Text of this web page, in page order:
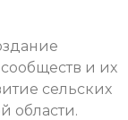
и их
сельских
области.